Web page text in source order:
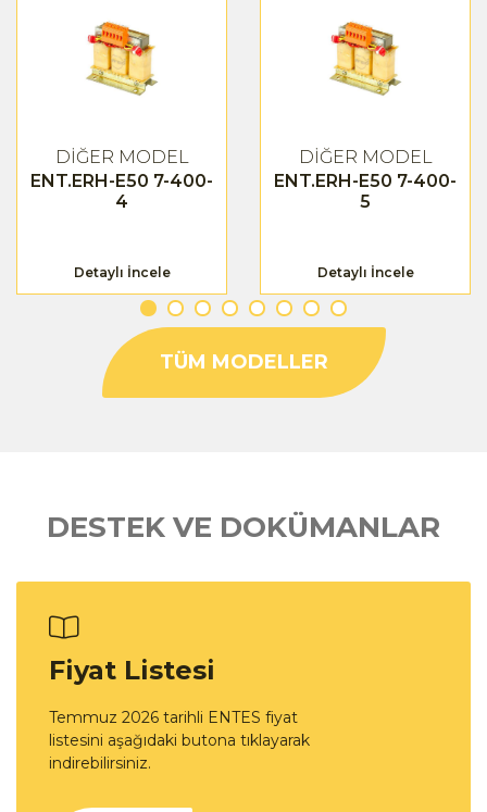
DİĞER MODEL
ENT.ERH-E50 7-400-
4
Detaylı İncele
DİĞER MODEL
ENT.ERH-E50 7-400-
5
Detaylı İncele
TÜM MODELLER
DESTEK VE DOKÜMANLAR
Fiyat Listesi
Temmuz 2026 tarihli ENTES fiyat
listesini aşağıdaki butona tıklayarak
indirebilirsiniz.